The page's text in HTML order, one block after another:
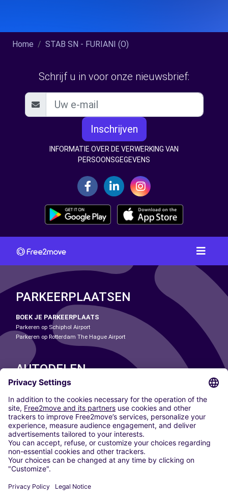
Home STAB SN - FURIANI (O)
Schrijf u in voor onze nieuwsbrief:
Inschrijven
INFORMATIE OVER DE VERWERKING VAN
PERSOONSGEGEVENS
PARKEERPLAATSEN
BOEK JE PARKEERPLAATS
Parkeren op Schiphol Airport
Parkeren op Rotterdam The Hague Airport
AUTODELEN
ONZE STEDEN
Paris
Madrid
Washington DC
Milaan
Rome
Turijn
Wenen
Berlijn
Düsseldorf